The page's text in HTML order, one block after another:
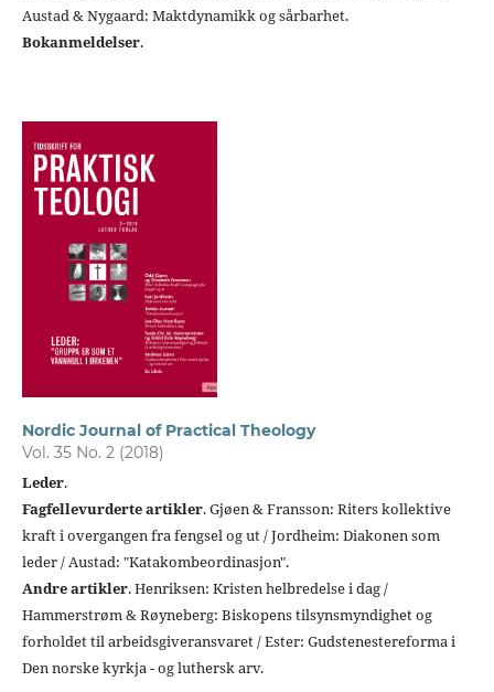
Austad & Nygaard: Maktdynamikk og sårbarhet.
Bokanmeldelser.
Nordic Journal of Practical Theology
Vol. 35 No. 2 (2018)
Leder.
Fagfellevurderte artikler. Gjøen & Fransson: Riters kollektive
kraft i overgangen fra fengsel og ut / Jordheim: Diakonen som
leder / Austad: "Katakombeordinasjon".
Andre artikler. Henriksen: Kristen helbredelse i dag /
Hammerstrøm & Røyneberg: Biskopens tilsynsmyndighet og
forholdet til arbeidsgiveransvaret / Ester: Gudstenestereforma i
Den norske kyrkja - og luthersk arv.